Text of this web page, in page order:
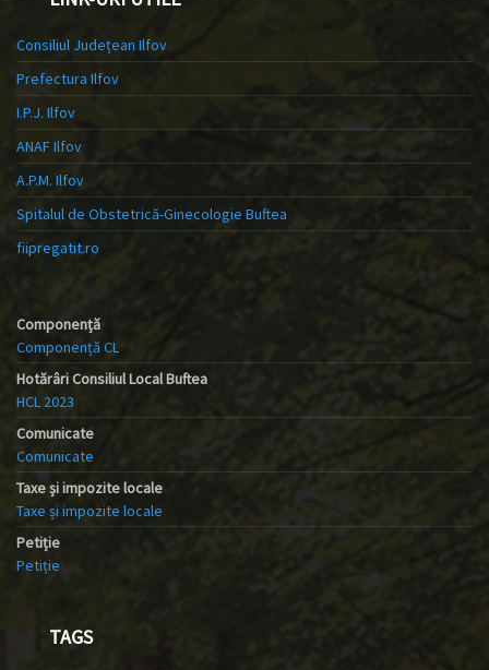
Consiliul Județean Ilfov
Prefectura Ilfov
I.P.J. Ilfov
ANAF Ilfov
A.P.M. Ilfov
Spitalul de Obstetrică-Ginecologie Buftea
fiipregatit.ro
Componență
Componență CL
Hotărâri Consiliul Local Buftea
HCL 2023
Comunicate
Comunicate
Taxe și impozite locale
Taxe și impozite locale
Petiție
Petiție
TAGS